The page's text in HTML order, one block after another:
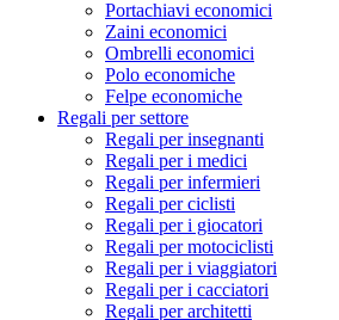
Portachiavi economici
Zaini economici
Ombrelli economici
Polo economiche
Felpe economiche
Regali per settore
Regali per insegnanti
Regali per i medici
Regali per infermieri
Regali per ciclisti
Regali per i giocatori
Regali per motociclisti
Regali per i viaggiatori
Regali per i cacciatori
Regali per architetti